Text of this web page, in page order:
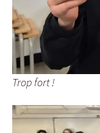
Trop fort !